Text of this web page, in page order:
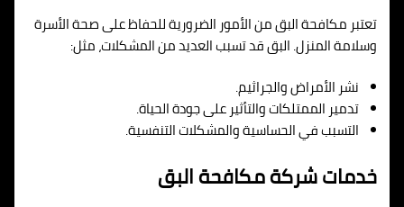
تعتبر مكافحة البق من الأمور الضرورية للحفاظ على صحة الأسرة
وسلامة المنزل. البق قد تسبب العديد من المشكلات، مثل:
نشر الأمراض والجراثيم.
تدمير الممتلكات والتأثير على جودة الحياة.
التسبب في الحساسية والمشكلات التنفسية.
خدمات شركة مكافحة البق